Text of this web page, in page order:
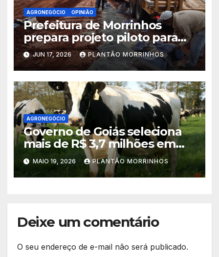
AGRONEGÓCIO OPINIÃO
Prefeitura de Morrinhos
prepara projeto piloto para
aplicação de solo-cimento em
estradas vicinais
JUN 17, 2026 PLANTÃO MORRINHOS
AGRONEGÓCIO
Governo de Goiás seleciona
mais de R$ 3,7 milhões em
propostas no PAA Leite 2026
MAIO 19, 2026 PLANTÃO MORRINHOS
Deixe um comentário
O seu endereço de e-mail não será publicado.